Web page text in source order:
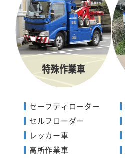
セーフティローダー
セルフローダー
レッカー車
高所作業車